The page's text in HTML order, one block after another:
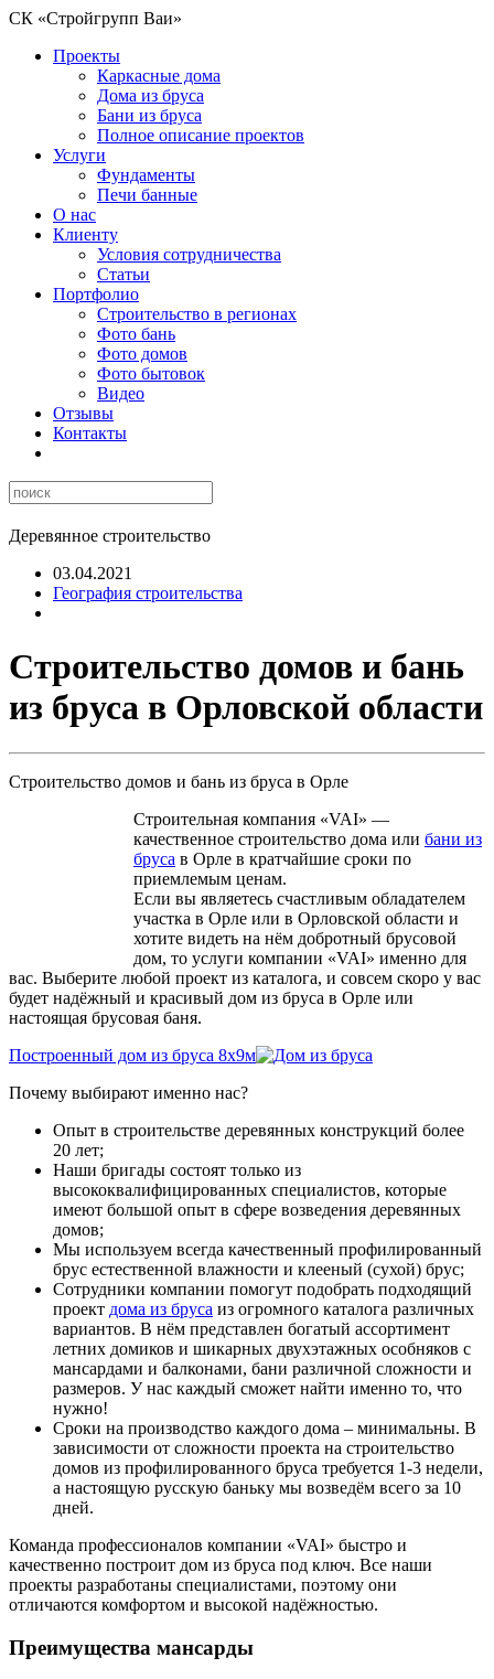
СК «Стройгрупп Ваи»
Проекты
Каркасные дома
Дома из бруса
Бани из бруса
Полное описание проектов
Услуги
Фундаменты
Печи банные
О нас
Клиенту
Условия сотрудничества
Статьи
Портфолио
Строительство в регионах
Фото бань
Фото домов
Фото бытовок
Видео
Отзывы
Контакты
Деревянное строительство
03.04.2021
География строительства
Строительство домов и бань
из бруса в Орловской области
Строительство домов и бань из бруса в Орле
Строительная компания «VAI» —
качественное строительство дома или бани из
бруса в Орле в кратчайшие сроки по
приемлемым ценам.
Если вы являетесь счастливым обладателем
участка в Орле или в Орловской области и
хотите видеть на нём добротный брусовой
дом, то услуги компании «VAI» именно для
вас. Выберите любой проект из каталога, и совсем скоро у вас
будет надёжный и красивый дом из бруса в Орле или
настоящая брусовая баня.
Построенный дом из бруса 8х9м
Почему выбирают именно нас?
Опыт в строительстве деревянных конструкций более
20 лет;
Наши бригады состоят только из
высококвалифицированных специалистов, которые
имеют большой опыт в сфере возведения деревянных
домов;
Мы используем всегда качественный профилированный
брус естественной влажности и клееный (сухой) брус;
Сотрудники компании помогут подобрать подходящий
проект дома из бруса из огромного каталога различных
вариантов. В нём представлен богатый ассортимент
летних домиков и шикарных двухэтажных особняков с
мансардами и балконами, бани различной сложности и
размеров. У нас каждый сможет найти именно то, что
нужно!
Сроки на производство каждого дома – минимальны. В
зависимости от сложности проекта на строительство
домов из профилированного бруса требуется 1-3 недели,
а настоящую русскую баньку мы возведём всего за 10
дней.
Команда профессионалов компании «VAI» быстро и
качественно построит дом из бруса под ключ. Все наши
проекты разработаны специалистами, поэтому они
отличаются комфортом и высокой надёжностью.
Преимущества мансарды